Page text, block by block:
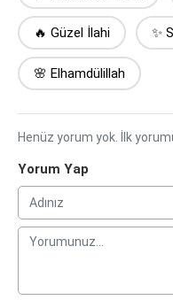
🔥 Güzel İlahi ✨
🌸 Elhamdülillah
Henüz yorum yok. İlk
Yorum Yap